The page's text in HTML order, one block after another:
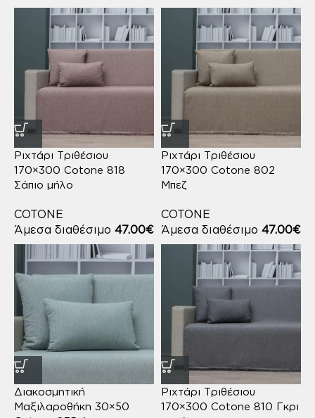
Ριχτάρι Τριθέσιου
170×300 Cotone 818
Σάπιο μήλο
COTONE
Άμεσα διαθέσιμο 47.00€
Ριχτάρι Τριθέσιου
170×300 Cotone 802
Μπεζ
COTONE
Άμεσα διαθέσιμο 47.00€
Διακοσμητική
Μαξιλαροθήκη 30×50
Ριχτάρι Τριθέσιου
170×300 Cotone 810 Γκρι